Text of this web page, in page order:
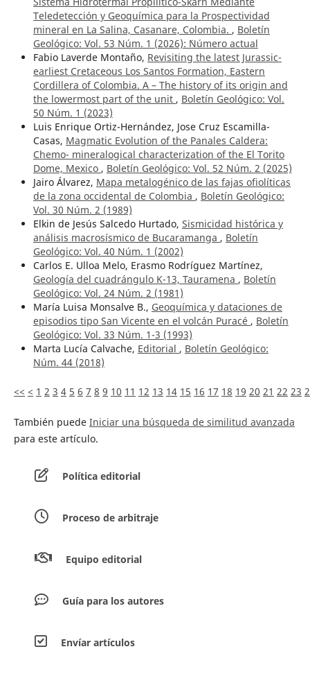
Teledetección y Geoquímica para la Prospectividad
mineral en La Salina, Casanare, Colombia. , Boletín
Geológico: Vol. 53 Núm. 1 (2026): ¨Número actual
Fabio Laverde Montaño, Revisiting the latest Jurassic-
earliest Cretaceous Los Santos Formation, Eastern
Cordillera of Colombia. A – The history of its origin and
the lowermost part of the unit , Boletín Geológico: Vol.
50 Núm. 1 (2023)
Luis Enrique Ortiz-Hernández, Jose Cruz Escamilla-
Casas, Magmatic Evolution of the Panales Caldera:
Chemo- mineralogical characterization of the El Torito
Dome, Mexico , Boletín Geológico: Vol. 52 Núm. 2 (2025)
Jairo Álvarez, Mapa metalogénico de las fajas ofiolíticas
de la zona occidental de Colombia , Boletín Geológico:
Vol. 30 Núm. 2 (1989)
Elkin de Jesús Salcedo Hurtado, Sismicidad histórica y
análisis macrosísmico de Bucaramanga , Boletín
Geológico: Vol. 40 Núm. 1 (2002)
Carlos E. Ulloa Melo, Erasmo Rodríguez Martínez,
Geología del cuadrángulo K-13, Tauramena , Boletín
Geológico: Vol. 24 Núm. 2 (1981)
María Luisa Monsalve B., Geoquímica y dataciones de
episodios tipo San Vicente en el volcán Puracé , Boletín
Geológico: Vol. 33 Núm. 1-3 (1993)
Marta Lucía Calvache, Editorial , Boletín Geológico:
Núm. 44 (2018)
<< < 1 2 3 4 5 6 7 8 9 10 11 12 13 14 15 16 17 18 19 20 21 22 23
También puede Iniciar una búsqueda de similitud avanzada
para este artículo.
Política editorial
Proceso de arbitraje
Equipo editorial
Guía para los autores
Envíar artículos